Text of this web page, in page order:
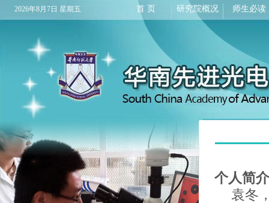
2026年8月7日 星期五 首 页 研究院概况 师生必读
个人简
袁冬